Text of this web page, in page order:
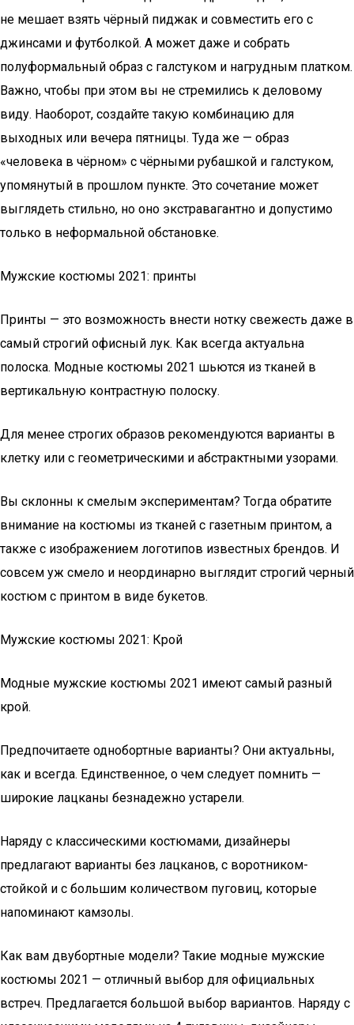
не мешает взять чёрный пиджак и совместить его с
джинсами и футболкой. А может даже и собрать
полуформальный образ с галстуком и нагрудным платком.
Важно, чтобы при этом вы не стремились к деловому
виду. Наоборот, создайте такую комбинацию для
выходных или вечера пятницы. Туда же — образ
«человека в чёрном» с чёрными рубашкой и галстуком,
упомянутый в прошлом пункте. Это сочетание может
выглядеть стильно, но оно экстравагантно и допустимо
только в неформальной обстановке.
Мужские костюмы 2021: принты
Принты — это возможность внести нотку свежесть даже в
самый строгий офисный лук. Как всегда актуальна
полоска. Модные костюмы 2021 шьются из тканей в
вертикальную контрастную полоску.
Для менее строгих образов рекомендуются варианты в
клетку или с геометрическими и абстрактными узорами.
Вы склонны к смелым экспериментам? Тогда обратите
внимание на костюмы из тканей с газетным принтом, а
также с изображением логотипов известных брендов. И
совсем уж смело и неординарно выглядит строгий черный
костюм с принтом в виде букетов.
Мужские костюмы 2021: Крой
Модные мужские костюмы 2021 имеют самый разный
крой.
Предпочитаете однобортные варианты? Они актуальны,
как и всегда. Единственное, о чем следует помнить —
широкие лацканы безнадежно устарели.
Наряду с классическими костюмами, дизайнеры
предлагают варианты без лацканов, с воротником-
стойкой и с большим количеством пуговиц, которые
напоминают камзолы.
Как вам двубортные модели? Такие модные мужские
костюмы 2021 — отличный выбор для официальных
встреч. Предлагается большой выбор вариантов. Наряду с